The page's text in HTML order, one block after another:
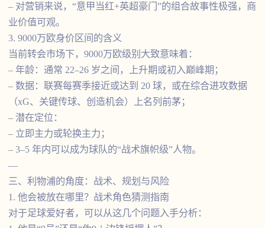
– 对营销来说，“意甲当红+英超豪门”的组合故事性极强，商
业价值可观。
3. 9000万欧身价区间的含义
当前转会市场下，9000万欧级别大致意味着：
– 年龄：通常 22–26 岁之间，上升期或初入巅峰期；
– 数据：联赛每赛季接近或达到 20 球，或在综合进攻数据
（xG、关键传球、创造机会）上名列前茅；
– 潜在定位：
– 立即主力或轮换主力；
– 3–5 年内可以成为球队的“战术旗帜级”人物。
—
三、利物浦的角度：战术、规划与风险
1. 他会被放在哪里？战术角色猜测指南
对于足球爱好者，可以从这几个问题入手分析：